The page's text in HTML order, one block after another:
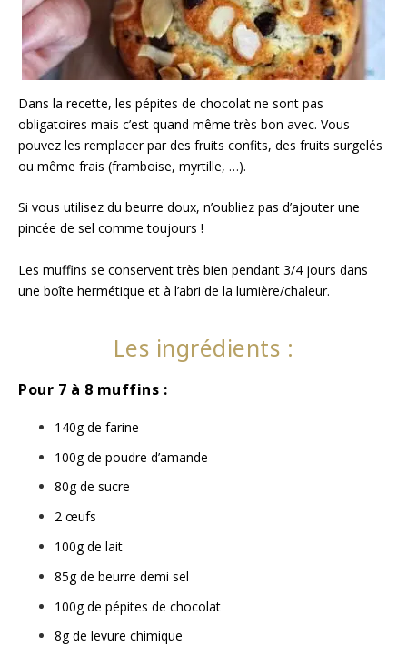
Dans la recette, les pépites de chocolat ne sont pas
obligatoires mais c’est quand même très bon avec. Vous
pouvez les remplacer par des fruits confits, des fruits surgelés
ou même frais (framboise, myrtille, …).
Si vous utilisez du beurre doux, n’oubliez pas d’ajouter une
pincée de sel comme toujours !
Les muffins se conservent très bien pendant 3/4 jours dans
une boîte hermétique et à l’abri de la lumière/chaleur.
Les ingrédients :
Pour 7 à 8 muffins :
140g de farine ⁣
100g de poudre d’amande ⁣
80g de sucre ⁣
2 œufs⁣
100g de lait⁣
85g de beurre demi sel⁣
100g de pépites de chocolat ⁣
8g de levure chimique ⁣